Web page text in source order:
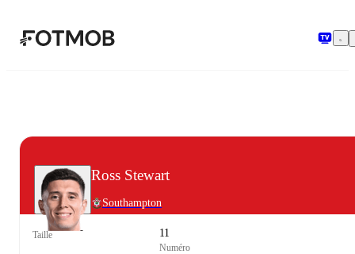
Ross Stewart
Southampton
Taille 11
Numéro